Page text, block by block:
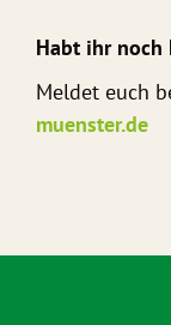
Habt ihr noch
Meldet euch
muenster.de